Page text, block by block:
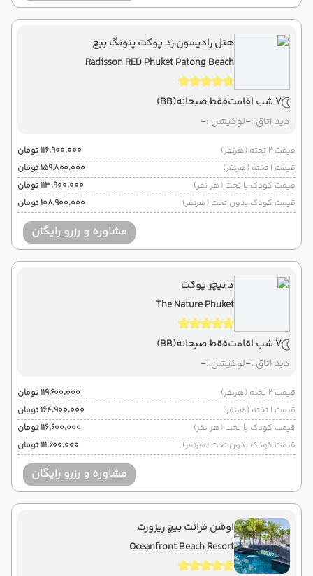
هتل رادیسون رد پوکت پتونگ بیچ
Radisson RED Phuket Patong Beach
7 شب اقامت فقط صبحانه(BB)
دید اتاق :-لوکیشن :-
قیمت 2 تخته (هرنفر)
۱۱۶٬۹۰۰٬۰۰۰ تومان
قیمت 1 تخته (هرنفر)
۱۵۹٬۸۰۰٬۰۰۰ تومان
قیمت کودک با تخت (هر نفر)
۱۱۳٬۹۰۰٬۰۰۰ تومان
قیمت کودک بدون تخت (هرنفر)
۱۰۸٬۹۰۰٬۰۰۰ تومان
مشاوره و رزرو رایگان
د نیچر پوکت
The Nature Phuket
7 شب اقامت فقط صبحانه(BB)
دید اتاق :-لوکیشن :-
قیمت 2 تخته (هرنفر)
۱۱۹٬۶۰۰٬۰۰۰ تومان
قیمت 1 تخته (هرنفر)
۱۶۴٬۹۰۰٬۰۰۰ تومان
قیمت کودک با تخت (هر نفر)
۱۱۶٬۶۰۰٬۰۰۰ تومان
قیمت کودک بدون تخت (هرنفر)
۱۱۱٬۶۰۰٬۰۰۰ تومان
مشاوره و رزرو رایگان
اوشن فرانت بیچ ریزورت
Oceanfront Beach Resort